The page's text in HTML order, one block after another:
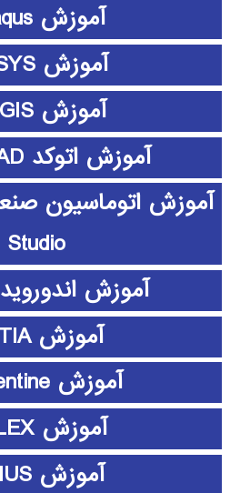
آموزش abaqus
آموزش ANSYS
آموزش ArcGIS
آموزش اتوکد AUTOCAD
Studio
آموزش اندوروید android
آموزش CATIA
آموزش clementine
آموزش CPLEX
آموزش EDIUS